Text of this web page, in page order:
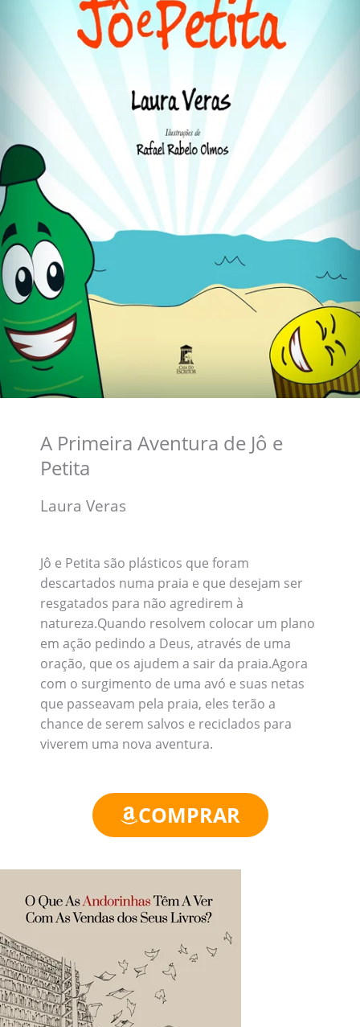
A Primeira Aventura de Jô e
Petita
Laura Veras
Jô e Petita são plásticos que foram
descartados numa praia e que desejam ser
resgatados para não agredirem à
natureza.Quando resolvem colocar um plano
em ação pedindo a Deus, através de uma
oração, que os ajudem a sair da praia.Agora
com o surgimento de uma avó e suas netas
que passeavam pela praia, eles terão a
chance de serem salvos e reciclados para
viverem uma nova aventura.
COMPRAR